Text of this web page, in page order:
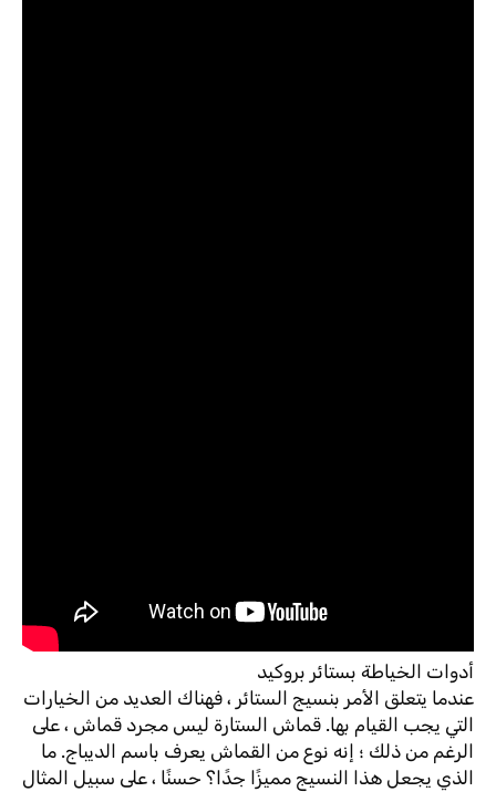
أدوات الخياطة بستائر بروكيد
عندما يتعلق الأمر بنسيج الستائر ، فهناك العديد من الخيارات
التي يجب القيام بها. قماش الستارة ليس مجرد قماش ، على
الرغم من ذلك ؛ إنه نوع من القماش يعرف باسم الديباج. ما
الذي يجعل هذا النسيج مميزًا جدًا؟ حسنًا ، على سبيل المثال